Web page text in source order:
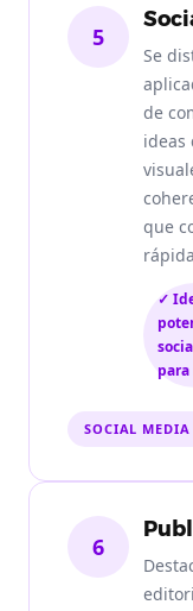
5
Se
de
ideas
que
✓
para
SOCIAL MEDIA
6